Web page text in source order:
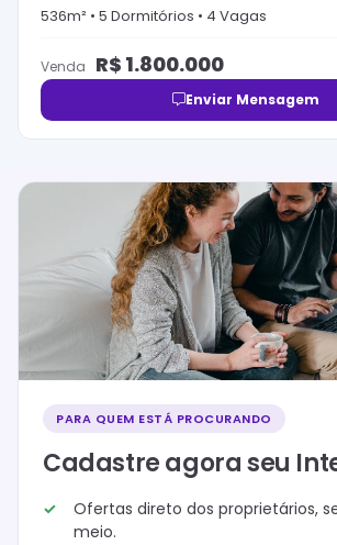
536m² • 5 Dormitórios • 4 Vagas
Venda R$ 1.800.000
Enviar Mensagem
PARA QUEM ESTÁ PROCURANDO
Cadastre agora seu
Ofertas direto dos proprietários,
meio.